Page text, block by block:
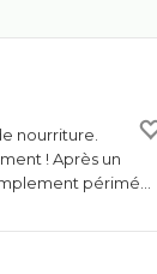
nourriture.
! Après un
périmé…